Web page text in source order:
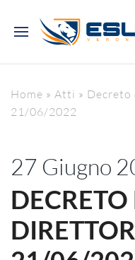
Home » Atti » Decreto
21/06/2022
27 Giugno
DECRETO